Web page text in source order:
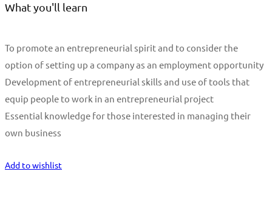
What you'll learn
To promote an entrepreneurial spirit and to consider the
option of setting up a company as an employment opportunity
Development of entrepreneurial skills and use of tools that
equip people to work in an entrepreneurial project
Essential knowledge for those interested in managing their
own business
Add to wishlist